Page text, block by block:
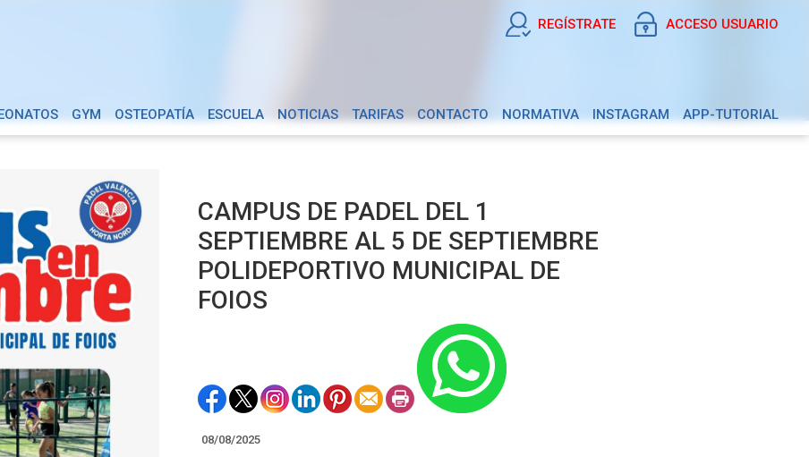
REGÍSTRATE ACCESO USUARIO
GYM OSTEOPATÍA ESCUELA NOTICIAS TARIFAS CONTACTO NORMATIVA INSTAGRAM APP-TUTORIAL
CAMPUS DE PADEL DEL 1
SEPTIEMBRE AL 5 DE SEPTIEMBRE
POLIDEPORTIVO MUNICIPAL DE
FOIOS
08/08/2025